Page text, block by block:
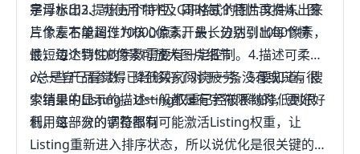
是浮水印3、可使用TIFF及GIF格式的图片文件4、图
片像素不能超过10000像素。最长边达到1000像素，
最短边达到500像素可放大图片细节
字母标出2.提炼五个特性，同时每个特性再提炼出来
三个左右单词作为核心点3.开头，分别引出每个特
性，每个特性的字数需要有一定控制。4.描述可柔和
入一些产品参数，降低买家阅读疲劳。5.要知道，搜
索结果中显示的描述一般都是有字符限制的，要好好
利用这部分的字符限制
c总是自己看觉得已经够好了对于一条没有或只有很
少销量的Listing，Listing权重已经被系统降低到很
低，每一次的调整都有可能激活Listing权重，让
Listing重新进入排序状态，所以说优化是很关键的一